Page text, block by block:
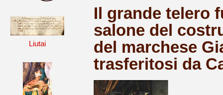
Liutai
Il grande telero
salone del
del marchese
trasferitosi da